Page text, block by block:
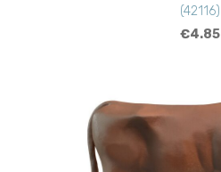
(42116)
€4.85